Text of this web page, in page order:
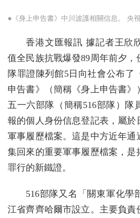
●《身上申告書》中川波護相關信息。 央
香港文匯報訊 據記者王欣
值全民族抗戰爆發89周年前夕，
隊罪證陳列館5日向社會公布了
申告書》（簡稱《身上申告書》
五一六部隊（簡稱516部隊）隊
報的個人身份信息登記表，屬於
軍事履歷檔案。這是中方近年通
集回來的重要軍事履歷檔案，是
罪行的新鐵證。
516部隊又名「關東軍化學
江省齊齊哈爾市設立。主要負責